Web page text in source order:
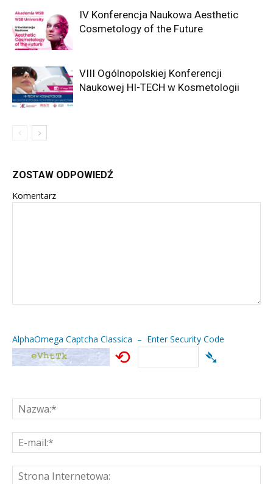
IV Konferencja Naukowa Aesthetic
Cosmetology of the Future
VIII Ogólnopolskiej Konferencji
Naukowej HI-TECH w Kosmetologii
ZOSTAW ODPOWIEDŹ
Komentarz
AlphaOmega Captcha Classica – Enter Security Code
⟲ ➴